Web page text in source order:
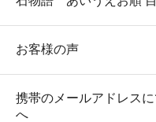
お客様の声
携帯のメールアドレス
へ